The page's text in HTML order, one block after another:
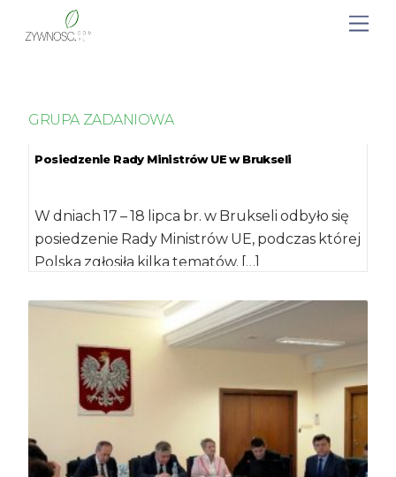
GRUPA ZADANIOWA
Posiedzenie Rady Ministrów UE w Brukseli
W dniach 17 – 18 lipca br. w Brukseli odbyło się
posiedzenie Rady Ministrów UE, podczas której
Polska zgłosiła kilka tematów. […]